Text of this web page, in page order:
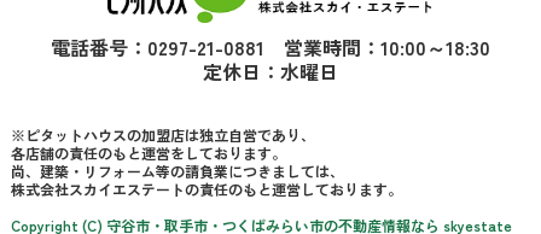
電話番号：0297-21-0881 営業時間：10:00～18:30
定休日：水曜日
※ピタットハウスの加盟店は独立自営であり、
各店舗の責任のもと運営をしております。
尚、建築・リフォーム等の請負業につきましては、
株式会社スカイエステートの責任のもと運営しております。
Copyright (C) 守谷市・取手市・つくばみらい市の不動産情報なら skyestate